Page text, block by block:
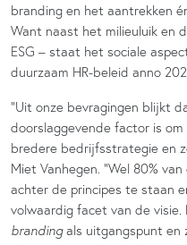
branding en het aantrekken
Want naast het milieuluik en
ESG – staat het sociale
duurzaam HR-beleid anno
“Uit onze bevragingen blijkt
doorslaggevende factor is
bredere bedrijfsstrategie en
Miet Vanhegen. “Wel 80%
achter de principes te staan
volwaardig facet van de
brandingals uitgangspunt en